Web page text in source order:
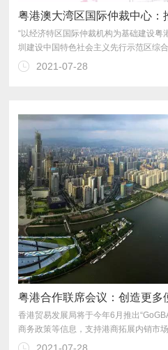
2021-07-28
粤港合作联席会议：创造更多